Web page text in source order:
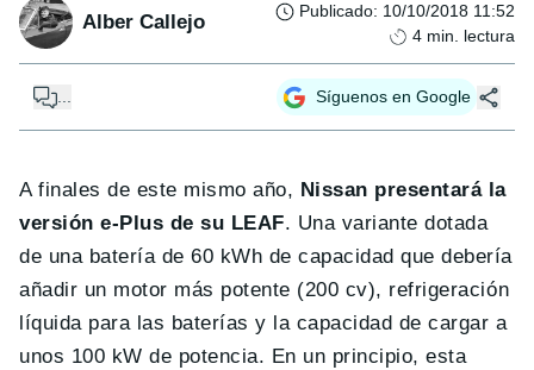
Alber Callejo Publicado: 10/10/2018 11:52
4 min. lectura
... Síguenos en Google
A finales de este mismo año, Nissan presentará la
versión e-Plus de su LEAF. Una variante dotada
de una batería de 60 kWh de capacidad que debería
añadir un motor más potente (200 cv), refrigeración
líquida para las baterías y la capacidad de cargar a
unos 100 kW de potencia. En un principio, esta